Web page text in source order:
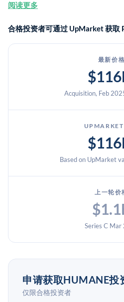
后来于 2025 年被 HP 收购。
阅读更多
合格投资者可通过 UpMarket 获取
最新价格
Acquisition, Feb
Based on UpMarket
上一轮价
Series C Mar
申请获取HUMANE投
仅限合格投资者